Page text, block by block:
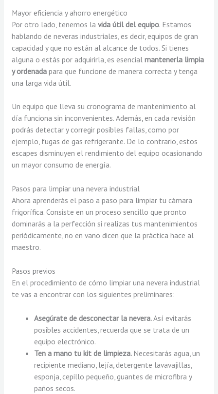
Mayor eficiencia y ahorro energético
Por otro lado, tenemos la vida útil del equipo. Estamos
hablando de neveras industriales, es decir, equipos de gran
capacidad y que no están al alcance de todos. Si tienes
alguna o estás por adquirirla, es esencial mantenerla limpia
y ordenadapara que funcione de manera correcta y tenga
una larga vida útil.
Un equipo que lleva su cronograma de mantenimiento al
día funciona sin inconvenientes. Además, en cada revisión
podrás detectar y corregir posibles fallas, como por
ejemplo, fugas de gas refrigerante. De lo contrario, estos
escapes disminuyen el rendimiento del equipo ocasionando
un mayor consumo de energía.
Pasos para limpiar una nevera industrial
Ahora aprenderás el paso a paso para limpiar tu cámara
frigorífica. Consiste en un proceso sencillo que pronto
dominarás a la perfección si realizas tus mantenimientos
periódicamente, no en vano dicen que la práctica hace al
maestro.
Pasos previos
En el procedimiento de cómo limpiar una nevera industrial
te vas a encontrar con los siguientes preliminares:
Asegúrate de desconectar la nevera.Así evitarás
posibles accidentes, recuerda que se trata de un
equipo electrónico.
Ten a mano tu kit de limpieza. Necesitarás agua, un
recipiente mediano, lejía, detergente lavavajillas,
esponja, cepillo pequeño, guantes de microfibra y
paños secos.